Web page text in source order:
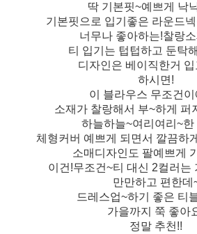
딱 기본핏~예쁘게 낙
기본핏으로 입기좋은 라운드
너무나 좋아하는!찰랑
티 입기는 텁텁하고 둔탁
디자인은 베이직한거
하시면!
이 블라우스 무조건이
소재가 찰랑해서 부~하게 퍼
하늘하늘~여리여리~한
체형커버 예쁘게 되면서 깔끔하
소매디자인도 팔예쁘게
이건!무조건~티 대신 2컬러는
만만하고 편한데
드레스업~하기 좋은 티
가을까지 쭉 좋아
정말 추천!!